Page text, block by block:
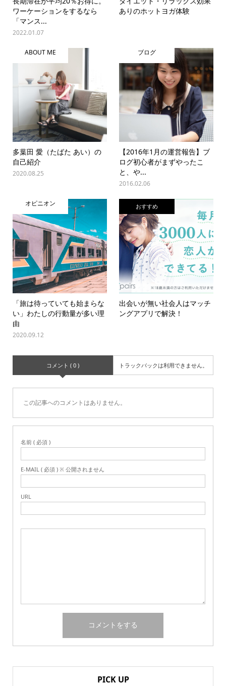
ワーケーションをするなら
「マンス...
2022.01.07
ありのホットヨガ体験
ABOUT ME
多葉田 愛（たばた あい）の
自己紹介
2020.08.25
ブログ
【2016年1月の運営報告】ブ
ログ初心者がまずやったこ
と、や...
2016.02.06
オピニオン
「旅は待っていても始まらな
い」わたしの行動量が多い理
由
2020.09.12
おすすめ
出会いが無い社会人はマッチ
ングアプリで解決！
コメント ( 0 ) トラックバックは利用できません。
この記事へのコメントはありません。
名前 ( 必須 )
E-MAIL ( 必須 ) ※ 公開されません
URL
PICK UP